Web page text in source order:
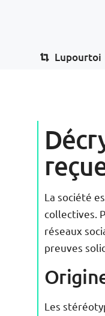
Lupourtoi
La société
collectives.
réseaux
preuves
Les